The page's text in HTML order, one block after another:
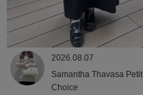
2026.08.07
Samantha Thavasa Petit
Choice